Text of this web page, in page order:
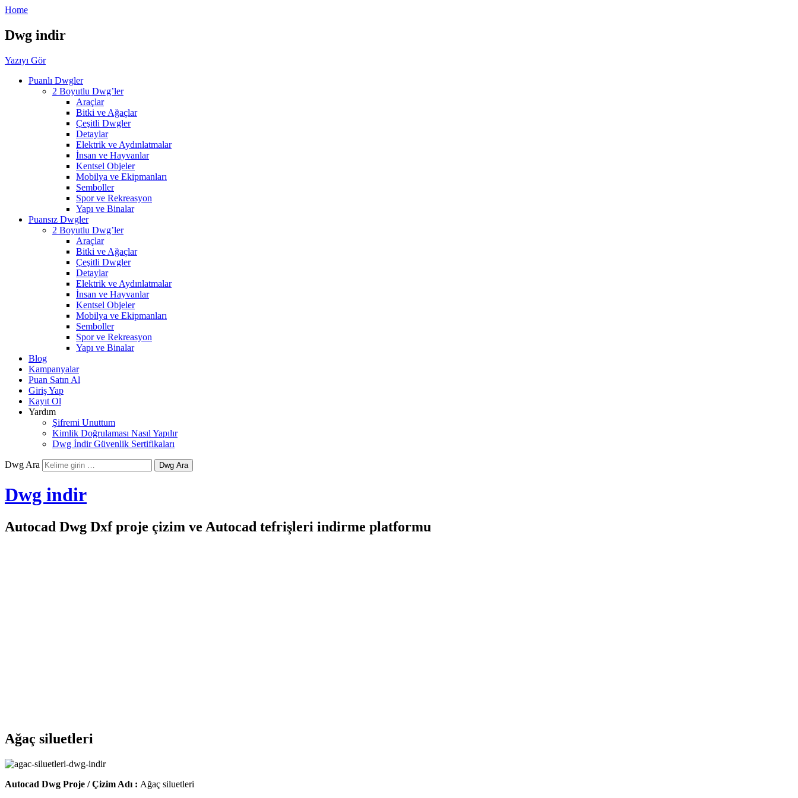
Home
Dwg indir
Yazıyı Gör
Puanlı Dwgler
2 Boyutlu Dwg’ler
Araçlar
Bitki ve Ağaçlar
Çeşitli Dwgler
Detaylar
Elektrik ve Aydınlatmalar
İnsan ve Hayvanlar
Kentsel Objeler
Mobilya ve Ekipmanları
Semboller
Spor ve Rekreasyon
Yapı ve Binalar
Puansız Dwgler
2 Boyutlu Dwg’ler
Araçlar
Bitki ve Ağaçlar
Çeşitli Dwgler
Detaylar
Elektrik ve Aydınlatmalar
İnsan ve Hayvanlar
Kentsel Objeler
Mobilya ve Ekipmanları
Semboller
Spor ve Rekreasyon
Yapı ve Binalar
Blog
Kampanyalar
Puan Satın Al
Giriş Yap
Kayıt Ol
Yardım
Şifremi Unuttum
Kimlik Doğrulaması Nasıl Yapılır
Dwg İndir Güvenlik Sertifikaları
Dwg Ara
Dwg indir
Autocad Dwg Dxf proje çizim ve Autocad tefrişleri indirme platformu
Ağaç siluetleri
Autocad Dwg Proje / Çizim Adı : Ağaç siluetleri